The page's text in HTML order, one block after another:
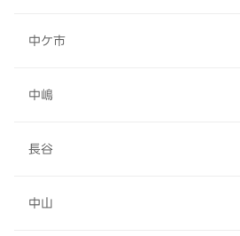
中ケ市
中嶋
長谷
中山